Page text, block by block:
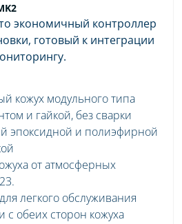
экономичный контроллер
готовый к интеграции
кожух модульного типа
и гайкой, без сварки
эпоксидной и полиэфирной
от атмосферных
легкого обслуживания
обеих сторон кожуха